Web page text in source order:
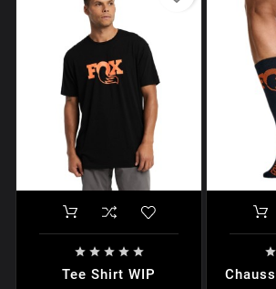
    
Tee Shirt WIP
